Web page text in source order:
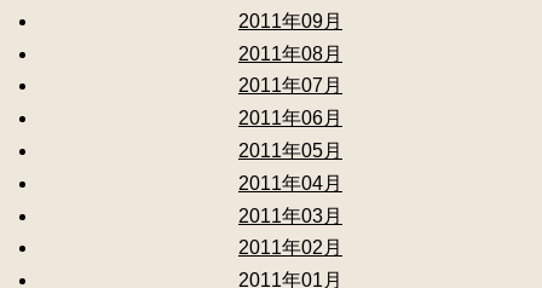
2011年09月
2011年08月
2011年07月
2011年06月
2011年05月
2011年04月
2011年03月
2011年02月
2011年01月